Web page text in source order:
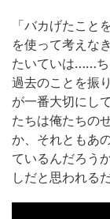
「バカげたこと
を使って考えな
たいていは……ち
過去のことを振
が一番大切にし
たちは俺たちの
か、それともあ
ているんだろう
しだと思われる